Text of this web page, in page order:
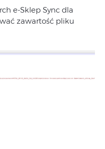
e-Sklep Sync dla
zawartość pliku